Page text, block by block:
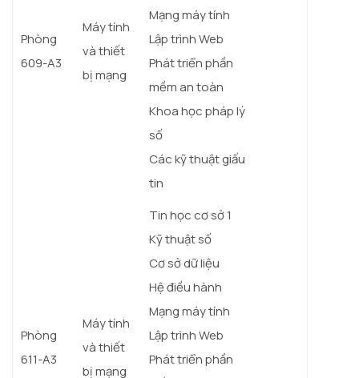
Phòng
609-A3
Máy tính
và thiết
bị mạng
Mạng máy tính
Lập trình Web
Phát triển phần
mềm an toàn
Khoa học pháp lý
số
Các kỹ thuật giấu
tin
Phòng
611-A3
Máy tính
và thiết
bị mạng
Tin học cơ sở 1
Kỹ thuật số
Cơ sở dữ liệu
Hệ điều hành
Mạng máy tính
Lập trình Web
Phát triển phần